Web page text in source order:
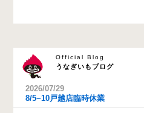
うなぎいもブログ
Official Blog
2026/07/29
8/5~10戸越店臨時休業